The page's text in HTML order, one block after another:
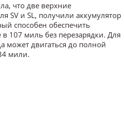
что две верхние
SV и SL, получили аккумулятор
способен обеспечить
107 миль без перезарядки. Для
может двигаться до полной
мили.